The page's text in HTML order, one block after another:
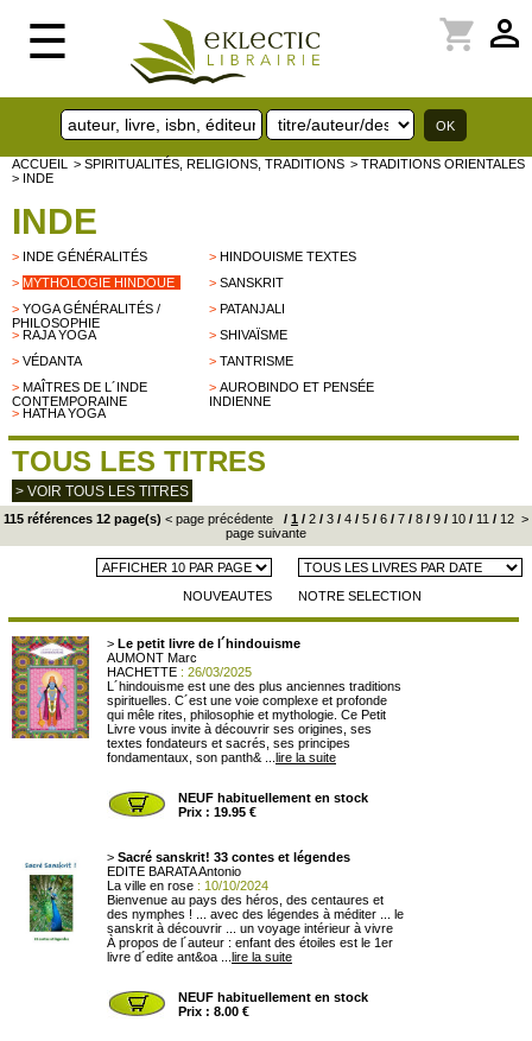
☰ perm_identity
shopping_cart
ACCUEIL > SPIRITUALITÉS, RELIGIONS, TRADITIONS > TRADITIONS ORIENTALES
> INDE
INDE
> INDE GÉNÉRALITÉS >HINDOUISME TEXTES
> MYTHOLOGIE HINDOUE >SANSKRIT
> YOGA GÉNÉRALITÉS /
PHILOSOPHIE
>PATANJALI
> RAJA YOGA >SHIVAÏSME
> VÉDANTA >TANTRISME
> MAÎTRES DE L´INDE
CONTEMPORAINE
>AUROBINDO ET PENSÉE
INDIENNE
> HATHA YOGA
TOUS LES TITRES
> VOIR TOUS LES TITRES
115 références 12 page(s) < page précédente / 1 / 2 / 3 / 4 / 5 / 6 / 7 / 8 / 9 / 10 / 11 / 12 >
page suivante
NOUVEAUTES NOTRE SELECTION
> Le petit livre de l´hindouisme
AUMONT Marc
HACHETTE : 26/03/2025
L´hindouisme est une des plus anciennes traditions
spirituelles. C´est une voie complexe et profonde
qui mêle rites, philosophie et mythologie. Ce Petit
Livre vous invite à découvrir ses origines, ses
textes fondateurs et sacrés, ses principes
fondamentaux, son panth& ... lire la suite
NEUF habituellement en stock
Prix : 19.95 €
> Sacré sanskrit! 33 contes et légendes
EDITE BARATA Antonio
La ville en rose : 10/10/2024
Bienvenue au pays des héros, des centaures et
des nymphes ! ... avec des légendes à méditer ... le
sanskrit à découvrir ... un voyage intérieur à vivre
À propos de l´auteur : enfant des étoiles est le 1er
livre d´edite ant&oa ... lire la suite
NEUF habituellement en stock
Prix : 8.00 €